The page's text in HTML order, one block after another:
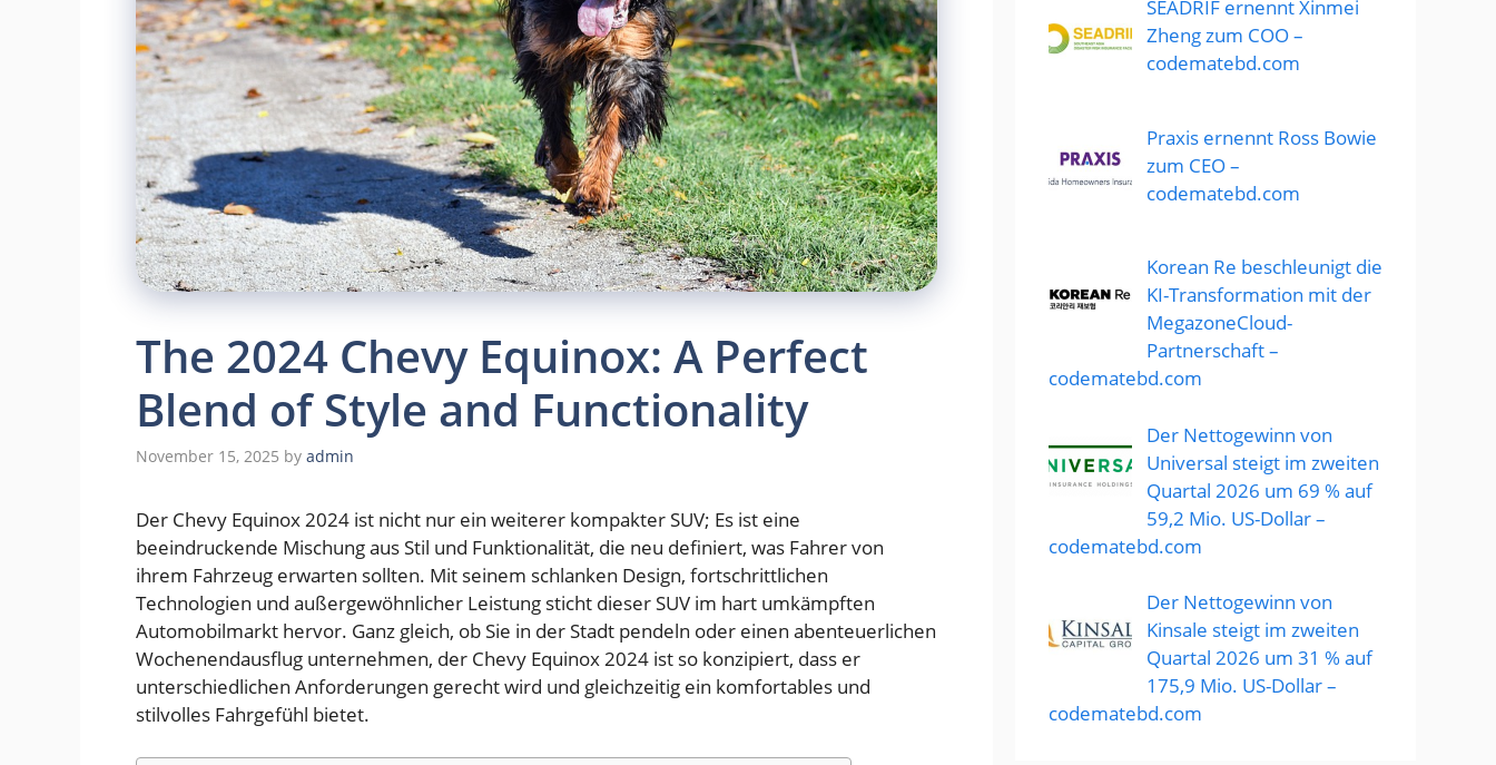
The 2024 Chevy Equinox: A Perfect
Blend of Style and Functionality
November 15, 2025 by admin
Der Chevy Equinox 2024 ist nicht nur ein weiterer kompakter SUV; Es ist eine
beeindruckende Mischung aus Stil und Funktionalität, die neu definiert, was Fahrer von
ihrem Fahrzeug erwarten sollten. Mit seinem schlanken Design, fortschrittlichen
Technologien und außergewöhnlicher Leistung sticht dieser SUV im hart umkämpften
Automobilmarkt hervor. Ganz gleich, ob Sie in der Stadt pendeln oder einen abenteuerlichen
Wochenendausflug unternehmen, der Chevy Equinox 2024 ist so konzipiert, dass er
unterschiedlichen Anforderungen gerecht wird und gleichzeitig ein komfortables und
stilvolles Fahrgefühl bietet.
SEADRIF ernennt Xinmei
Zheng zum COO –
codematebd.com
Praxis ernennt Ross Bowie
zum CEO –
codematebd.com
Korean Re beschleunigt die
KI-Transformation mit der
MegazoneCloud-
Partnerschaft –
codematebd.com
Der Nettogewinn von
Universal steigt im zweiten
Quartal 2026 um 69 % auf
59,2 Mio. US-Dollar –
codematebd.com
Der Nettogewinn von
Kinsale steigt im zweiten
Quartal 2026 um 31 % auf
175,9 Mio. US-Dollar –
codematebd.com